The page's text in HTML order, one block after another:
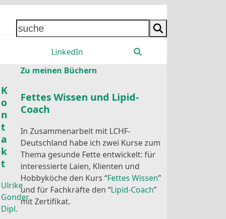
suche
LinkedIn
Zu meinen Büchern
Fettes Wissen und Lipid-
Coach
In Zusammenarbeit mit LCHF-
Deutschland habe ich zwei Kurse zum
Thema gesunde Fette entwickelt: für
interessierte Laien, Klienten und
Hobbyköche den Kurs “Fettes Wissen”
und für Fachkräfte den “Lipid-Coach”
mit Zertifikat.
K
o
n
t
a
k
t
Ulrike
Gonder
Dipl.